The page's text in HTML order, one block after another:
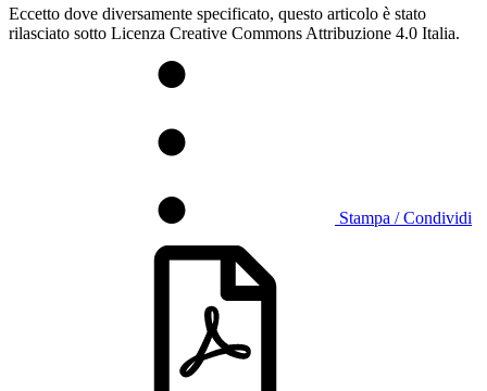
Eccetto dove diversamente specificato, questo articolo è stato
rilasciato sotto Licenza Creative Commons Attribuzione 4.0 Italia.
Stampa / Condividi